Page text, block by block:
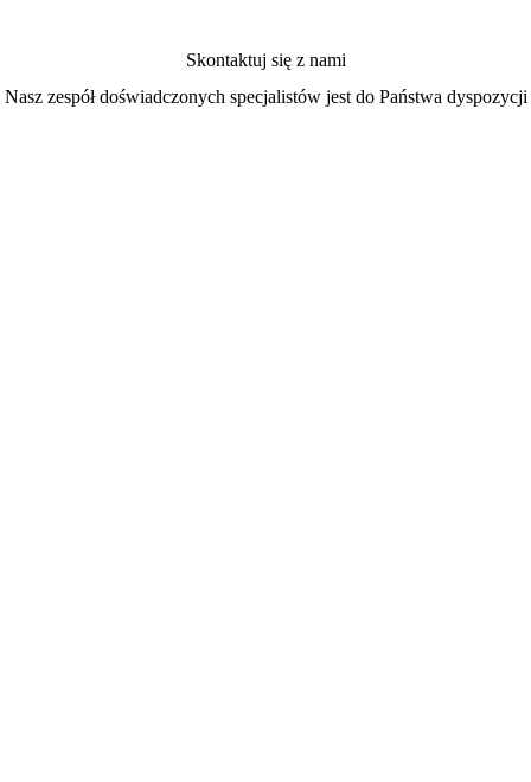
Skontaktuj się z nami
Nasz zespół doświadczonych specjalistów jest do Państwa dyspozycji